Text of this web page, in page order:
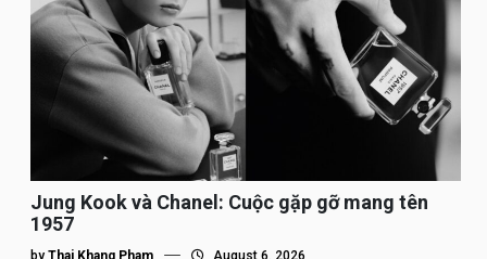
Jung Kook và Chanel: Cuộc gặp gỡ mang tên
1957
by Thai Khang Pham August 6, 2026